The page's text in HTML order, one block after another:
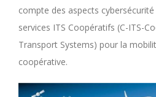
compte des aspects
services ITS Coopératifs (C-ITS-
Transport Systems) pour la
coopérative.